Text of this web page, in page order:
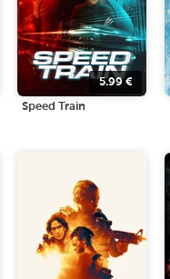
5.99€
Speed Train